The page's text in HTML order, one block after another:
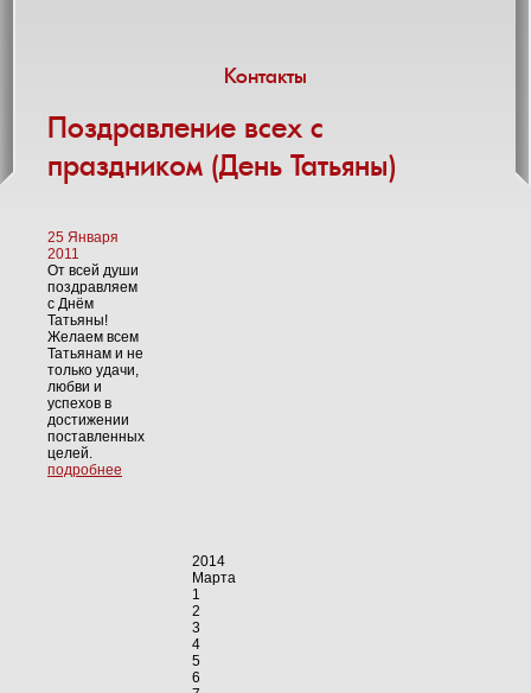
Контакты
Поздравление всех с
праздником (День Татьяны)
25 Января
2011
От всей души
поздравляем
с Днём
Татьяны!
Желаем всем
Татьянам и не
только удачи,
любви и
успехов в
достижении
поставленных
целей.
подробнее
2014
Марта
1
2
3
4
5
6